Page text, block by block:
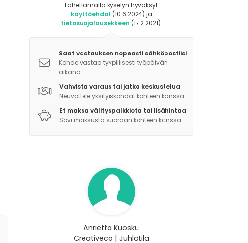
Lähettämällä kyselyn hyväksyt
käyttöehdot (10.6.2024) ja
tietosuojalausekkeen (17.2.2021).
Saat vastauksen nopeasti sähköpostiisi
Kohde vastaa tyypillisesti työpäivän
aikana
Vahvista varaus tai jatka keskustelua
Neuvottele yksityiskohdat kohteen kanssa
Et maksa välityspalkkiota tai lisähintaa
Sovi maksusta suoraan kohteen kanssa
Anrietta Kuosku
Creativeco | Juhlatila